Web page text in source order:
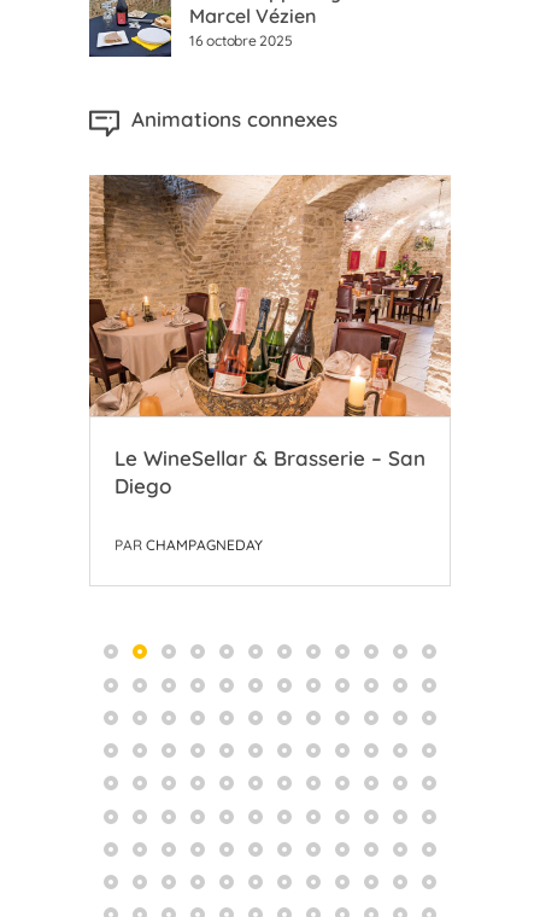
Marcel Vézien
16 octobre 2025
Animations connexes
Le WineSellar & Brasserie – San
Diego
PAR CHAMPAGNEDAY